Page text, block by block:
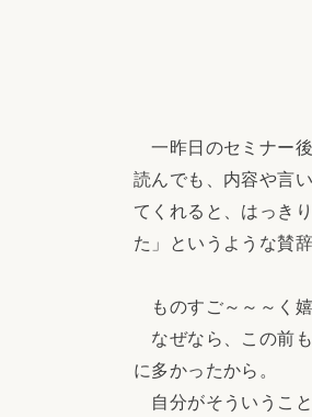
一昨日のセミナー
読んでも、内容や言
てくれると、はっき
た」というような賛
ものすご～～～く嬉
なぜなら、この前
に多かったから。
自分がそういうこと